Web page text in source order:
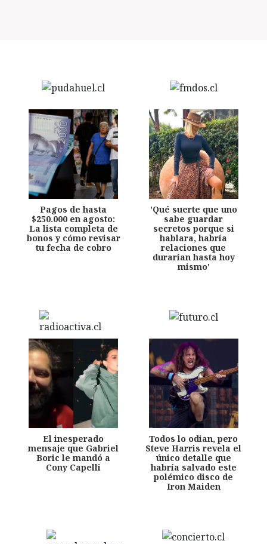
Pagos de hasta
$250.000 en agosto:
La lista completa de
bonos y cómo revisar
tu fecha de cobro
'Qué suerte que uno
sabe guardar
secretos porque si
hablara, habría
relaciones que
durarían hasta hoy
mismo'
El inesperado
mensaje que Gabriel
Boric le mandó a
Cony Capelli
Todos lo odian, pero
Steve Harris revela el
único detalle que
habría salvado este
polémico disco de
Iron Maiden